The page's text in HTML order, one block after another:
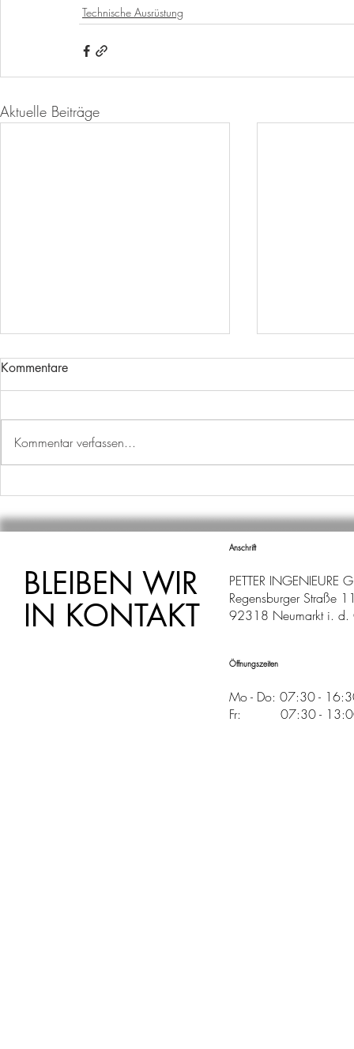
Technische Ausrüstung
Aktuelle Beiträge
FRISCHER WIND
NEUE
Kommentare
Kommentar verfassen...
BLEIBEN WIR
IN KONTAKT
Anschrift
PETTER INGENIEURE
Regensburger Straße
92318 Neumarkt i. d.
Öffnungszeiten
Mo - Do: 07:30 -
Fr: 07:30 -